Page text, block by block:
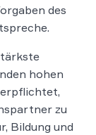
des
hohen
zu
Bildung und